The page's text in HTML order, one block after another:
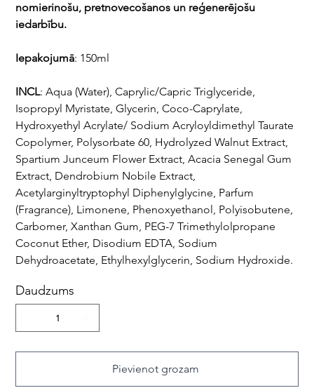
nomierinošu, pretnovecošanos un reģenerējošu
iedarbību.
Iepakojumā: 150ml
INCL: Aqua (Water), Caprylic/Capric Triglyceride,
Isopropyl Myristate, Glycerin, Coco-Caprylate,
Hydroxyethyl Acrylate/ Sodium Acryloyldimethyl Taurate
Copolymer, Polysorbate 60, Hydrolyzed Walnut Extract,
Spartium Junceum Flower Extract, Acacia Senegal Gum
Extract, Dendrobium Nobile Extract,
Acetylarginyltryptophyl Diphenylglycine, Parfum
(Fragrance), Limonene, Phenoxyethanol, Polyisobutene,
Carbomer, Xanthan Gum, PEG-7 Trimethylolpropane
Coconut Ether, Disodium EDTA, Sodium
Dehydroacetate, Ethylhexylglycerin, Sodium Hydroxide.
Daudzums
Pievienot grozam